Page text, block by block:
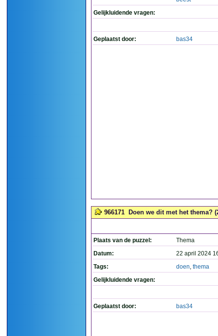
Gelijkluidende vragen:
Geplaatst door: bas34
966171 Doen we dit met het thema?
Plaats van de puzzel:
Thema
Datum:
22 april 2024
Tags:
doen, thema
Gelijkluidende vragen:
Geplaatst door: bas34